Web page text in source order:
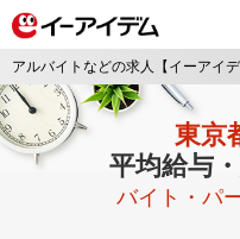
アルバイトなどの求人【イーアイ
東京
平均給与
バイト・パ